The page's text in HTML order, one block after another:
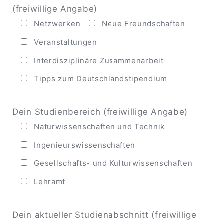
(freiwillige Angabe)
Netzwerken
Neue Freundschaften
Veranstaltungen
Interdisziplinäre Zusammenarbeit
Tipps zum Deutschlandstipendium
Dein Studienbereich (freiwillige Angabe)
Naturwissenschaften und Technik
Ingenieurswissenschaften
Gesellschafts- und Kulturwissenschaften
Lehramt
Dein aktueller Studienabschnitt (freiwillige